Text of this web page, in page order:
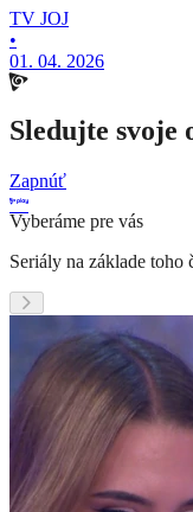
TV JOJ
•
01. 04. 2026
Sledujte svoje
Zapnúť
Vyberáme pre vás
Seriály na základe toho